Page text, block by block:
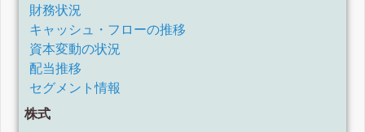
財務状況
キャッシュ・フローの推移
資本変動の状況
配当推移
セグメント情報
株式